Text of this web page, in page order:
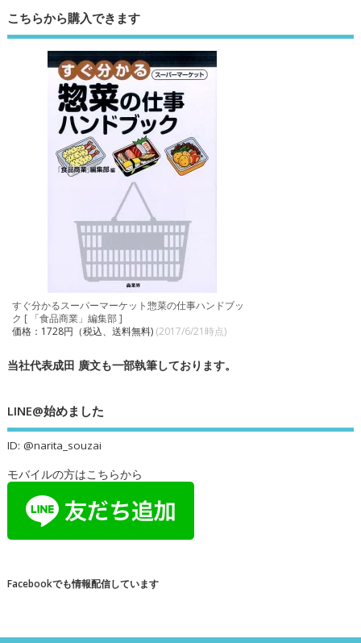
こちらから購入できます
すぐ分かるスーパーマーケット惣菜の仕事ハンドブッ
ク [ 「食品商業」編集部 ]
価格：1728円（税込、送料無料) (2017/6/21時点)
当社代表成田 廣文も一部執筆しております。
LINE@始めました
ID: @narita_souzai
モバイルの方はこちらから
Facebookでも情報配信しています